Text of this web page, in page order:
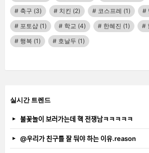
축구 (3) 치킨 (2) 코스프레 (1)
포토샵 (1) 학교 (4) 한혜진 (1)
행복 (1) 호날두 (1)
실시간 트렌드
불꽃놀이 보러가는데 핵 전쟁남ㅋㅋㅋㅋㅋ
@우리가 친구를 잘 둬야 하는 이유.reason